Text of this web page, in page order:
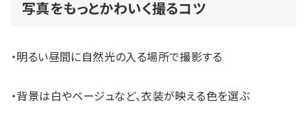
写真をもっとかわいく撮るコツ
・明るい昼間に自然光の入る場所で撮影する
・背景は白やベージュなど、衣装が映える色を選ぶ